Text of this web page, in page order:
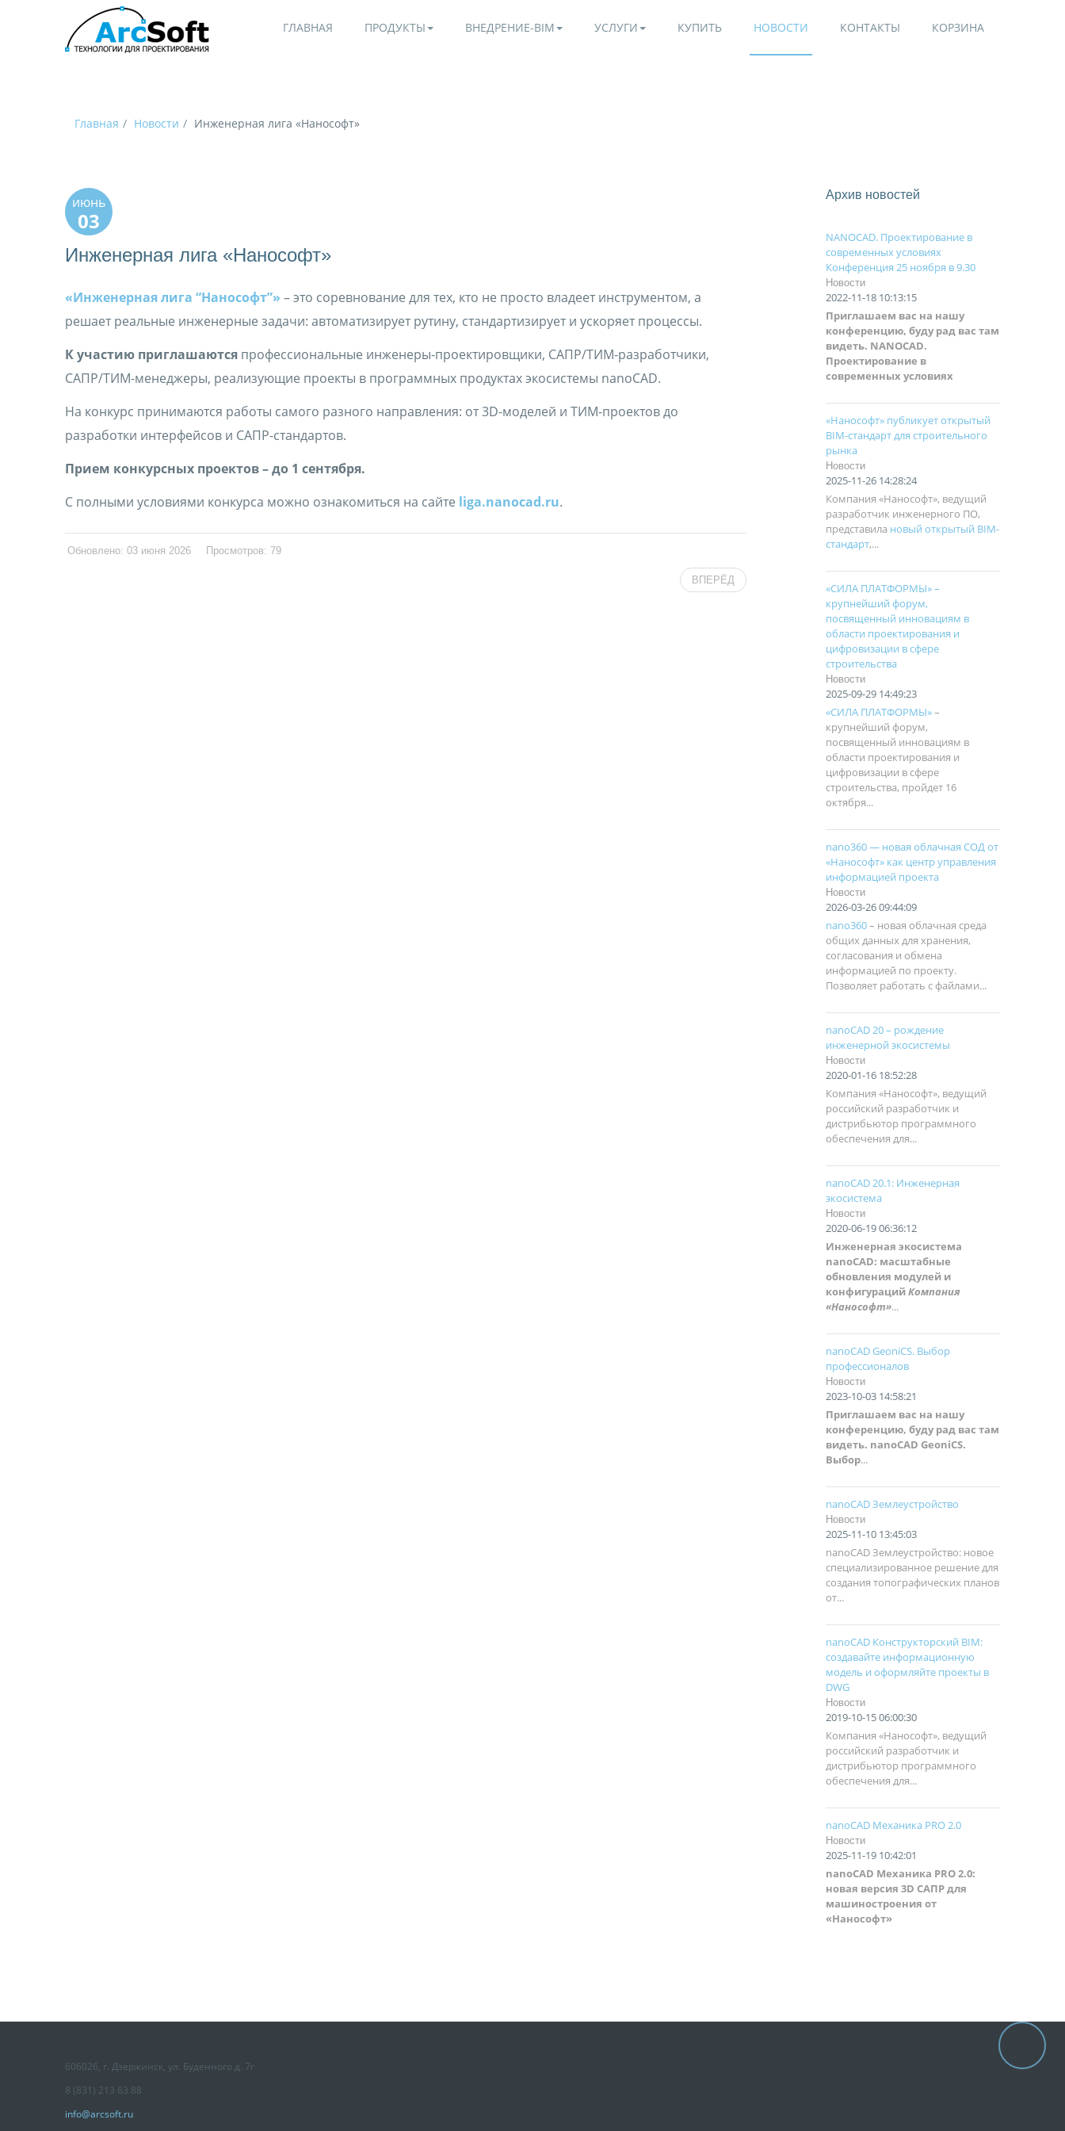
ГЛАВНАЯ ПРОДУКТЫ ВНЕДРЕНИЕ-BIM УСЛУГИ КУПИТЬ НОВОСТИ КОНТАКТЫ КОРЗИНА
Главная Новости Инженерная лига «Нанософт»
июнь
03
Инженерная лига «Нанософт»
«Инженерная лига “Нанософт”» – это соревнование для тех, кто не просто владеет инструментом, а
решает реальные инженерные задачи: автоматизирует рутину, стандартизирует и ускоряет процессы.
К участию приглашаются профессиональные инженеры-проектировщики, САПР/ТИМ-разработчики,
САПР/ТИМ-менеджеры, реализующие проекты в программных продуктах экосистемы nanoCAD.
На конкурс принимаются работы самого разного направления: от 3D-моделей и ТИМ-проектов до
разработки интерфейсов и САПР-стандартов.
Прием конкурсных проектов – до 1 сентября.
С полными условиями конкурса можно ознакомиться на сайте liga.nanocad.ru.
Обновлено: 03 июня 2026 Просмотров: 79
ВПЕРЁД
Архив новостей
NANOCAD. Проектирование в
современных условиях
Конференция 25 ноября в 9.30
Новости
2022-11-18 10:13:15
Приглашаем вас на нашу
конференцию, буду рад вас там
видеть. NANOCAD.
Проектирование в
современных условиях
«Нанософт» публикует открытый
BIM-стандарт для строительного
рынка
Новости
2025-11-26 14:28:24
Компания «Нанософт», ведущий
разработчик инженерного ПО,
представила новый открытый BIM-
стандарт,...
«СИЛА ПЛАТФОРМЫ» –
крупнейший форум,
посвященный инновациям в
области проектирования и
цифровизации в сфере
строительства
Новости
2025-09-29 14:49:23
«СИЛА ПЛАТФОРМЫ»–
крупнейший форум,
посвященный инновациям в
области проектирования и
цифровизации в сфере
строительства, пройдет 16
октября...
nano360 — новая облачная СОД от
«Нанософт» как центр управления
информацией проекта
Новости
2026-03-26 09:44:09
nano360– новая облачная среда
общих данных для хранения,
согласования и обмена
информацией по проекту.
Позволяет работать с файлами...
nanoCAD 20 – рождение
инженерной экосистемы
Новости
2020-01-16 18:52:28
Компания «Нанософт», ведущий
российский разработчик и
дистрибьютор программного
обеспечения для...
nanoCAD 20.1: Инженерная
экосистема
Новости
2020-06-19 06:36:12
Инженерная экосистема
nanoCAD: масштабные
обновления модулей и
конфигурацийКомпания
«Нанософт»...
nanoCAD GeoniCS. Выбор
профессионалов
Новости
2023-10-03 14:58:21
Приглашаем вас на нашу
конференцию, буду рад вас там
видеть. nanoCAD GeoniCS.
Выбор...
nanoCAD Землеустройство
Новости
2025-11-10 13:45:03
nanoCAD Землеустройство: новое
специализированное решение для
создания топографических планов
от...
nanoCAD Конструкторский BIM:
создавайте информационную
модель и оформляйте проекты в
DWG
Новости
2019-10-15 06:00:30
Компания «Нанософт», ведущий
российский разработчик и
дистрибьютор программного
обеспечения для...
nanoCAD Механика PRO 2.0
Новости
2025-11-19 10:42:01
nanoCAD Механика PRO 2.0:
новая версия 3D САПР для
машиностроения от
«Нанософт»
606026, г. Дзержинск, ул. Буденного д. 7г
8 (831) 213 63 88
info@arcsoft.ru